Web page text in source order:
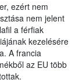
ezért nem
nem jelent
a férfiak
kezelésére
A francia
az EU több